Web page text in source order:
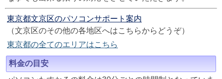
東京都文京区のパソコンサポート案内
（文京区のその他の各地区へはこちらからどうぞ）
東京都の全てのエリアはこちら
料金の目安